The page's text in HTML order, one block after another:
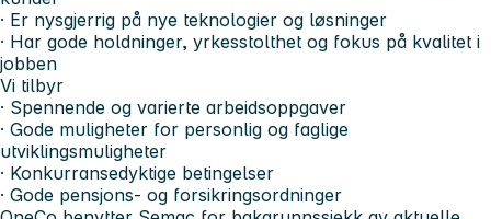
· Er nysgjerrig på nye teknologier og løsninger
· Har gode holdninger, yrkesstolthet og fokus på kvalitet i
jobben
Vi tilbyr
· Spennende og varierte arbeidsoppgaver
· Gode muligheter for personlig og faglige
utviklingsmuligheter
· Konkurransedyktige betingelser
· Gode pensjons- og forsikringsordninger